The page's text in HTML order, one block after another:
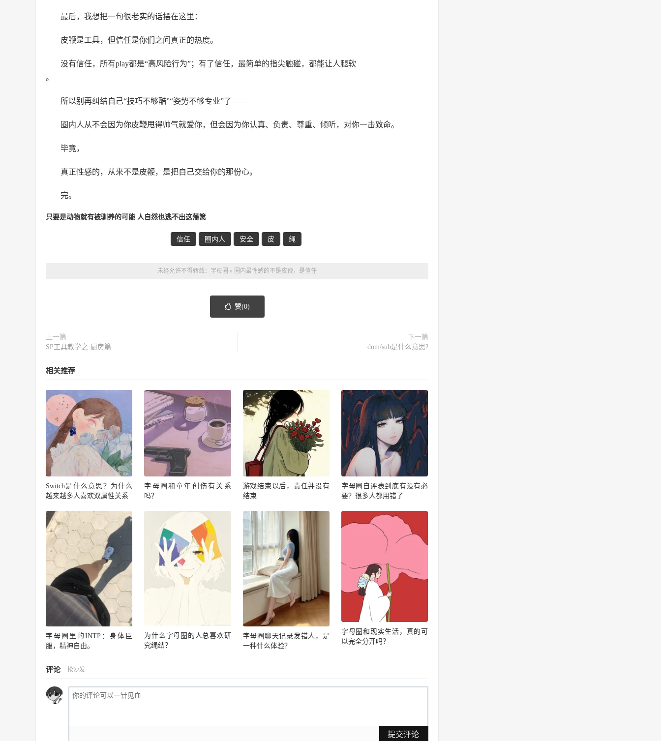
最后，我想把一句很老实的话摆在这里：
皮鞭是工具，但信任是你们之间真正的热度。
没有信任，所有play都是“高风险行为”；有了信任，最简单的指尖触碰，都能让人腿软
。
所以别再纠结自己“技巧不够酷”“姿势不够专业”了——
圈内人从不会因为你皮鞭甩得帅气就爱你，但会因为你认真、负责、尊重、倾听，对你一击致命。
毕竟，
真正性感的，从来不是皮鞭，是把自己交给你的那份心。
完。
只要是动物就有被驯养的可能 人自然也逃不出这藩篱
信任 圈内人 安全 皮 绳
未经允许不得转载： 字母圈 » 圈内最性感的不是皮鞭，是信任
赞(0)
上一篇
SP工具教学之·厨房篇
下一篇
dom/sub是什么意思?
相关推荐
Switch是什么意思？为什么
越来越多人喜欢双属性关系
字母圈和童年创伤有关系
吗？
游戏结束以后，责任并没有
结束
字母圈自评表到底有没有必
要？很多人都用错了
字母圈里的INTP：身体臣
服，精神自由。
为什么字母圈的人总喜欢研
究绳结？
字母圈聊天记录发错人，是
一种什么体验？
字母圈和现实生活，真的可
以完全分开吗？
评论 抢沙发
提交评论